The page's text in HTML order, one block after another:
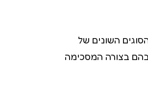
השונים של
בהם בצורה המסכימה